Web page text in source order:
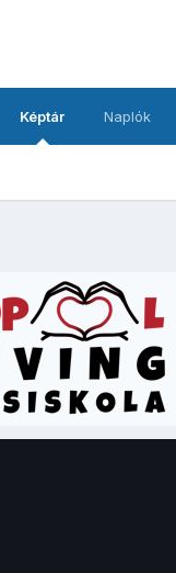
Képtár Naplók